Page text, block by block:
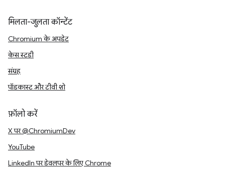
मिलता-जुलता कॉन्टेंट
Chromium के अपडेट
केस स्टडी
संग्रह
पॉडकास्ट और टीवी शो
फ़ॉलो करें
X पर @ChromiumDev
YouTube
LinkedIn पर डेवलपर के लिए Chrome